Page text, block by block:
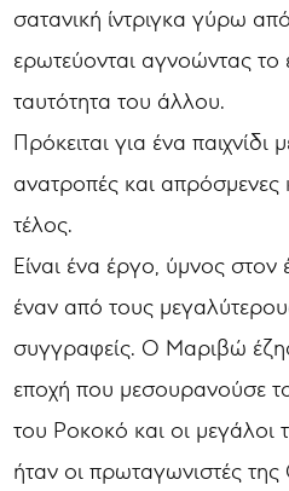
σατανική ίντριγκα γύρω
ερωτεύονται αγνοώντας το
ταυτότητα του άλλου.
Πρόκειται για ένα παιχνίδι
ανατροπές και απρόσμενες
τέλος.
Είναι ένα έργο, ύμνος
έναν από τους
συγγραφείς. Ο Μαριβώ
εποχή που μεσουρανούσε
του Ροκοκό και οι μεγάλοι
ήταν οι πρωταγωνιστές